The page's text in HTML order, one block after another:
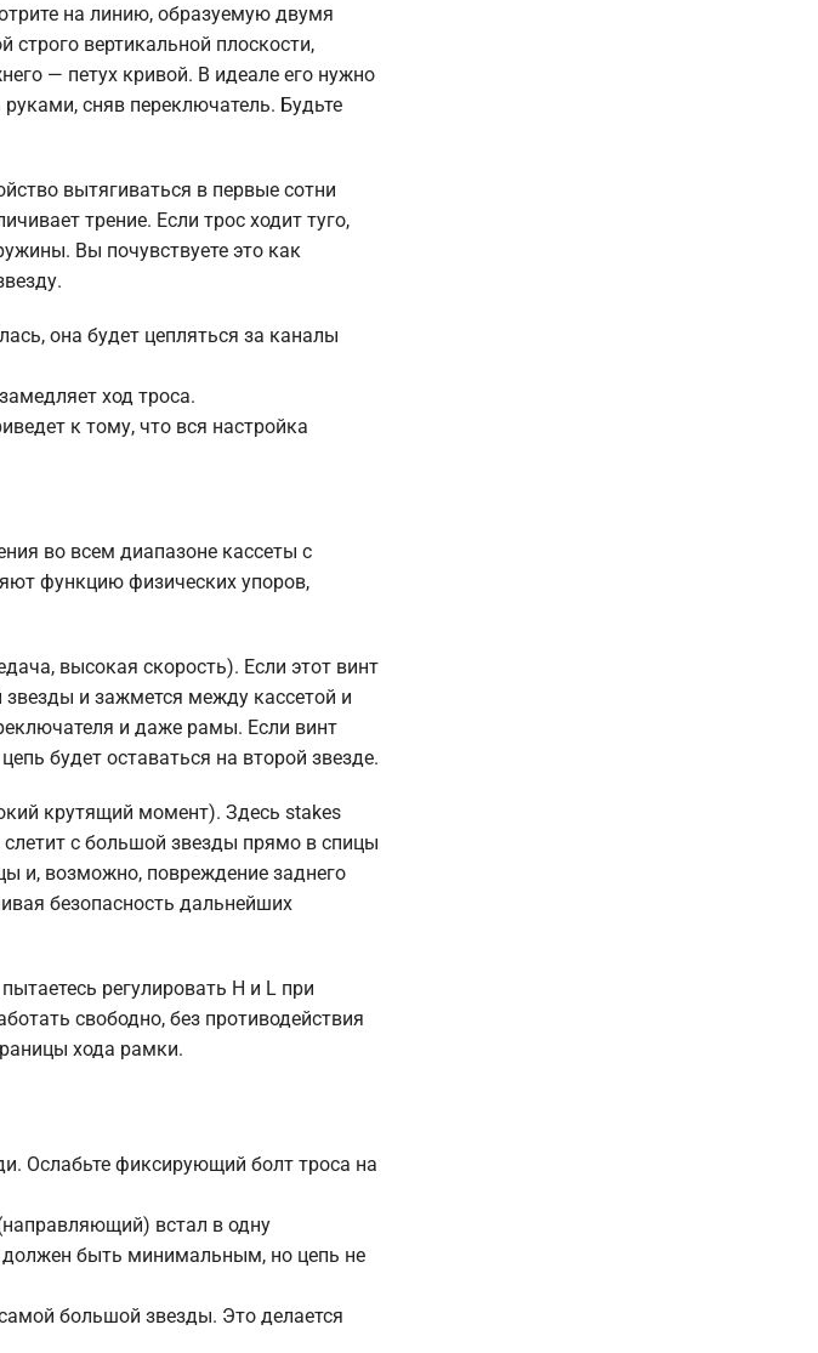
на линию, образуемую двумя
вертикальной плоскости,
— петух кривой. В идеале его нужно
сняв переключатель. Будьте
вытягиваться в первые сотни
трение. Если трос ходит туго,
Вы почувствуете это как
она будет цепляться за каналы
ход троса.
к тому, что вся настройка
во всем диапазоне кассеты с
функцию физических упоров,
высокая скорость). Если этот винт
и зажмется между кассетой и
и даже рамы. Если винт
будет оставаться на второй звезде.
крутящий момент). Здесь stakes
с большой звезды прямо в спицы
и, возможно, повреждение заднего
безопасность дальнейших
регулировать H и L при
свободно, без противодействия
хода рамки.
Ослабьте фиксирующий болт троса на
встал в одну
должен быть минимальным, но цепь не
большой звезды. Это делается